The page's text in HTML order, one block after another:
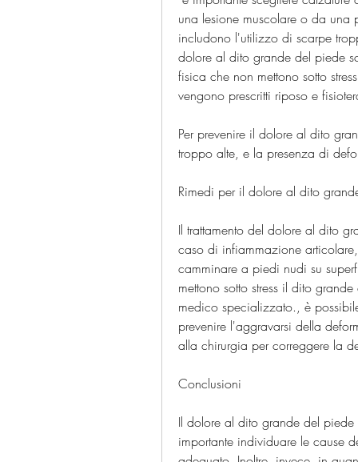
una lesione muscolare o da una
includono l'utilizzo di scarpe
dolore al dito grande del piede
fisica che non mettono sotto
vengono prescritti riposo e
Per prevenire il dolore al dito
troppo alte, e la presenza di
Rimedi per il dolore al dito
Il trattamento del dolore al dito
caso di infiammazione
camminare a piedi nudi su
mettono sotto stress il dito
medico specializzato., è
prevenire l'aggravarsi della
alla chirurgia per correggere la
Conclusioni
Il dolore al dito grande del piede
importante individuare le cause